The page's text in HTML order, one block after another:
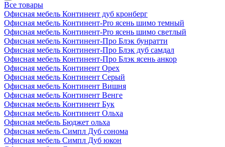
Все товары
Офисная мебель Континент дуб кронберг
Офисная мебель Континент-Pro ясень шимо темный
Офисная мебель Континент-Pro ясень шимо светлый
Офисная мебель Континент-Про Блэк бунратти
Офисная мебель Континент-Про Блэк дуб самдал
Офисная мебель Континент-Про Блэк ясень анкор
Офисная мебель Континент Орех
Офисная мебель Континент Серый
Офисная мебель Континент Вишня
Офисная мебель Континент Венге
Офисная мебель Континент Бук
Офисная мебель Континент Ольха
Офисная мебель Бюджет ольха
Офисная мебель Симпл Дуб сонома
Офисная мебель Симпл Дуб юкон